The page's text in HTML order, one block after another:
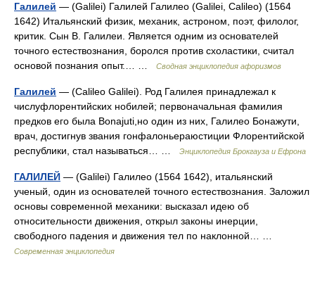
Галилей — (Galilei) Галилей Галилео (Galilei, Calileo) (1564
1642) Итальянский физик, механик, астроном, поэт, филолог,
критик. Сын В. Галилеи. Является одним из основателей
точного естествознания, боролся против схоластики, считал
основой познания опыт.… …
Сводная энциклопедия афоризмов
Галилей — (Calileo Galilei). Род Галилея принадлежал к
числуфлорентийских нобилей; первоначальная фамилия
предков его была Bonajuti,но один из них, Галилео Бонажути,
врач, достигнув звания гонфалоньераюстиции Флорентийской
республики, стал называться… …
Энциклопедия Брокгауза и Ефрона
ГАЛИЛЕЙ — (Galilei) Галилео (1564 1642), итальянский
ученый, один из основателей точного естествознания. Заложил
основы современной механики: высказал идею об
относительности движения, открыл законы инерции,
свободного падения и движения тел по наклонной… …
Современная энциклопедия